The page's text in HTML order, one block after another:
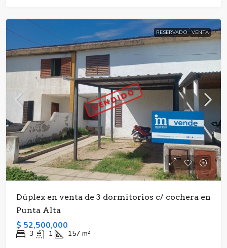
RESERVADO VENTA
VENDIDO
Dúplex en venta de 3 dormitorios c/ cochera en
Punta Alta
$ 52,500,000
3 1 157 m²